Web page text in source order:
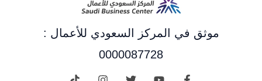
موثق في المركز السعودي للأعمال :
0000087728